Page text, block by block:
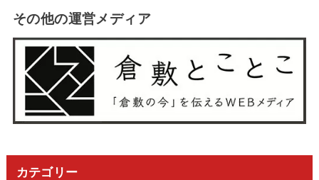
その他の運営メディア
カテゴリー